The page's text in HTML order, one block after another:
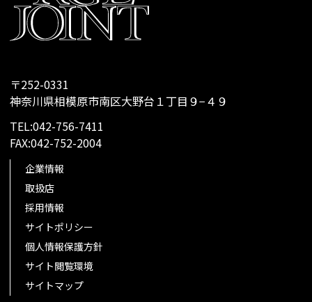
〒252-0331
神奈川県相模原市南区大野台１丁目９−４９
TEL:042-756-7411
FAX:042-752-2004
企業情報
取扱店
採用情報
サイトポリシー
個人情報保護方針
サイト閲覧環境
サイトマップ